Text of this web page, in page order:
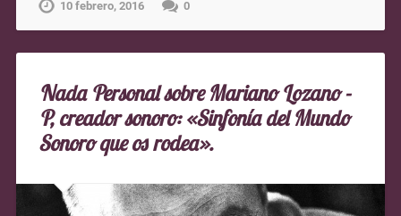
10 febrero, 2016 0
Nada Personal sobre Mariano Lozano -
P, creador sonoro: «Sinfonía del Mundo
Sonoro que os rodea».